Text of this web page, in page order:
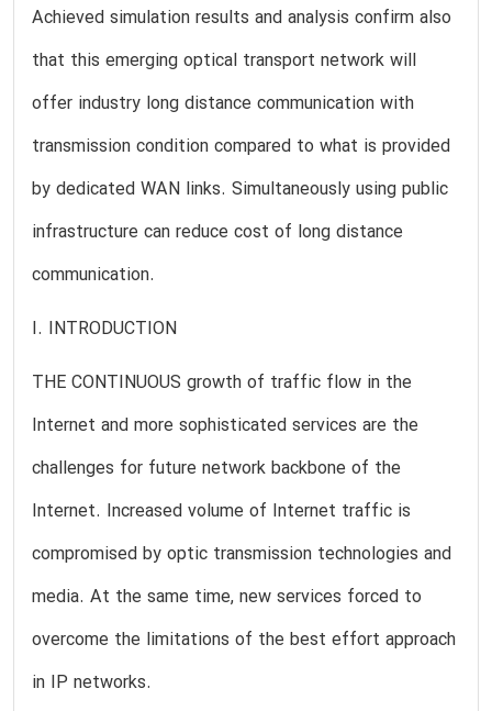
Achieved simulation results and analysis confirm also
that this emerging optical transport network will
offer industry long distance communication with
transmission condition compared to what is provided
by dedicated WAN links. Simultaneously using public
infrastructure can reduce cost of long distance
communication.
I. INTRODUCTION
THE CONTINUOUS growth of traffic flow in the
Internet and more sophisticated services are the
challenges for future network backbone of the
Internet. Increased volume of Internet traffic is
compromised by optic transmission technologies and
media. At the same time, new services forced to
overcome the limitations of the best effort approach
in IP networks.